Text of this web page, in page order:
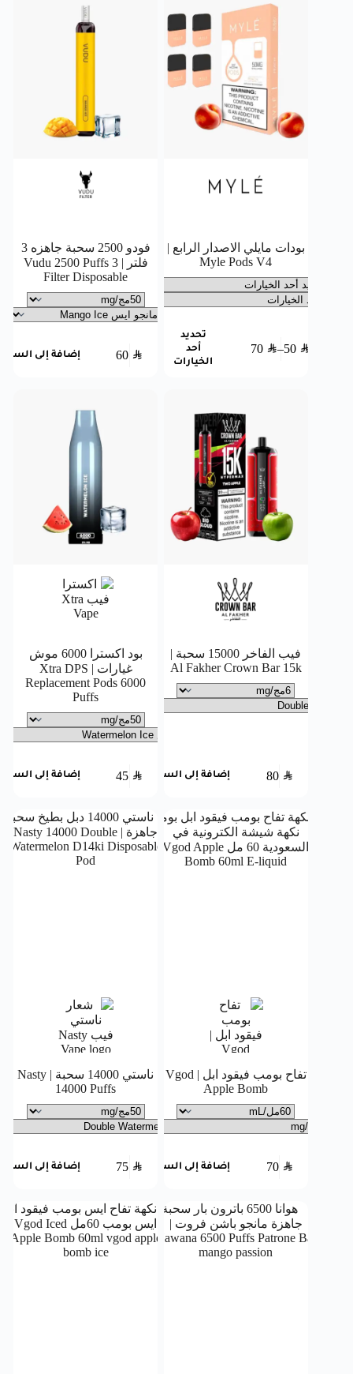
بودات مايلي الاصدار الرابع |
Myle Pods V4
50 SAR
–
70 SAR
تحديد
أحد
الخيارات
فودو 2500 سحبة جاهزه 3
فلتر | Vudu 2500 Puffs 3
Filter Disposable
60 SAR إضافة إلى السلة
فيب الفاخر 15000 سحبة |
Al Fakher Crown Bar 15k
80 SAR إضافة إلى السلة
بود اكسترا 6000 موش
غيارات | Xtra DPS
Replacement Pods 6000
Puffs
45 SAR إضافة إلى السلة
تفاح بومب فيقود ابل | Vgod
Apple Bomb
70 SAR إضافة إلى السلة
ناستي 14000 سحبة | Nasty
14000 Puffs
75 SAR إضافة إلى السلة